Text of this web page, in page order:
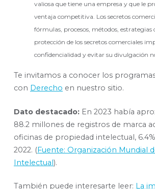
valiosa que tiene una empresa y que le
ventaja competitiva. Los secretos
fórmulas, procesos, métodos, estrategias
protección de los secretos comerciales
confidencialidad y evitar su divulgación
Te invitamos a conocer los
con Derecho en nuestro sitio.
Dato destacado: En 2023 había
88.2 millones de registros de marca
oficinas de propiedad intelectual,
2022. (Fuente: Organización Mundial
Intelectual).
También puede interesarte leer: La